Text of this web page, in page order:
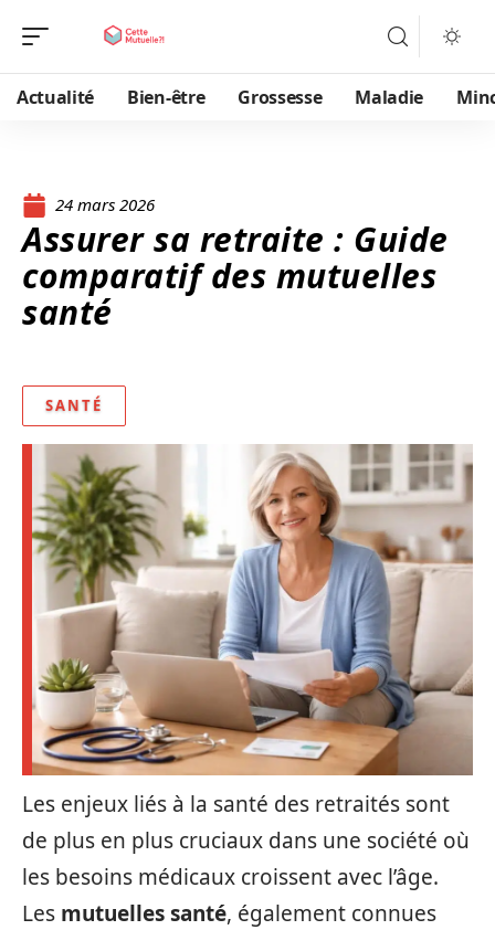
Actualité Bien-être Grossesse Maladie
24 mars 2026
Assurer sa retraite : Guide
comparatif des mutuelles
santé
SANTÉ
Les enjeux liés à la santé des retraités sont
de plus en plus cruciaux dans une société où
les besoins médicaux croissent avec l’âge.
Les mutuelles santé, également connues